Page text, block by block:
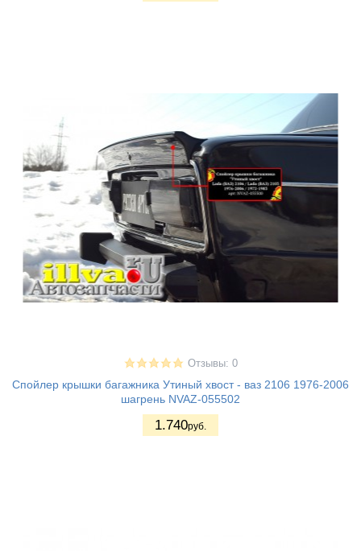
Отзывы: 0
Спойлер крышки багажника Утиный хвост - ваз 2106 1976-2006
шагрень NVAZ-055502
1.740руб.